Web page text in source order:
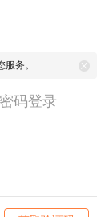
务。
码登录